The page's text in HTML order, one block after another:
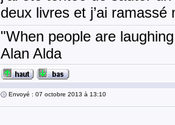
deux livres et j’ai
"When people are
Alan Alda
Envoyé : 07 octobre 2013 à 13:10